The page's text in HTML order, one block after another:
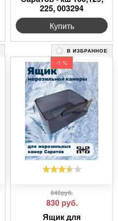
225, 003294
Купить
В ИЗБРАННОЕ
-1 %
840руб.
830 руб.
Ящик для